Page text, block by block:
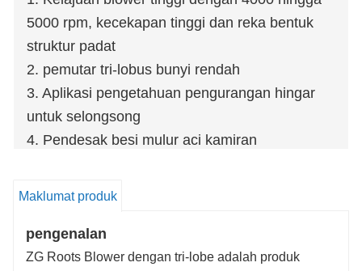
5000 rpm, kecekapan tinggi dan reka bentuk
struktur padat
2. pemutar tri-lobus bunyi rendah
3. Aplikasi pengetahuan pengurangan hingar
untuk selongsong
4. Pendesak besi mulur aci kamiran
6. lebih bersaiz silinder roller galas
Tekanan: 9.8 ~ 98kPa
Aliran: 0.43 ~ 184.4m³/min
Maklumat produk
pengenalan
ZG Roots Blower dengan tri-lobe adalah produk